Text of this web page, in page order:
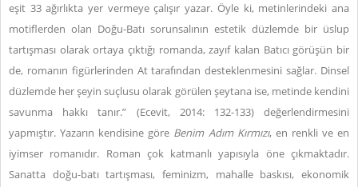
eşit 33 ağırlıkta yer vermeye çalışır yazar. Öyle ki, metinlerindeki ana
motiflerden olan Doğu-Batı sorunsalının estetik düzlemde bir üslup
tartışması olarak ortaya çıktığı romanda, zayıf kalan Batıcı görüşün bir
de, romanın figürlerinden At tarafından desteklenmesini sağlar. Dinsel
düzlemde her şeyin suçlusu olarak görülen şeytana ise, metinde kendini
savunma hakkı tanır.” (Ecevit, 2014: 132-133) değerlendirmesini
yapmıştır. Yazarın kendisine göre Benim Adım Kırmızı, en renkli ve en
iyimser romanıdır. Roman çok katmanlı yapısıyla öne çıkmaktadır.
Sanatta doğu-batı tartışması, feminizm, mahalle baskısı, ekonomik